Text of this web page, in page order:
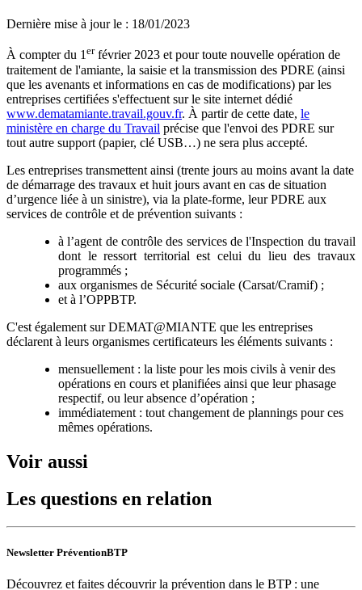
Dernière mise à jour le : 18/01/2023
À compter du 1erfévrier 2023 et pour toute nouvelle opération de
traitement de l'amiante, la saisie et la transmission des PDRE (ainsi
que les avenants et informations en cas de modifications) par les
entreprises certifiées s'effectuent sur le site internet dédié
www.dematamiante.travail.gouv.fr. À partir de cette date, le
ministère en charge du Travail précise que l'envoi des PDRE sur
tout autre support (papier, clé USB…) ne sera plus accepté.
Les entreprises transmettent ainsi (trente jours au moins avant la date
de démarrage des travaux et huit jours avant en cas de situation
d’urgence liée à un sinistre), via la plate-forme, leur PDRE aux
services de contrôle et de prévention suivants :
à l’agent de contrôle des services de l'Inspection du travail
dont le ressort territorial est celui du lieu des travaux
programmés ;
aux organismes de Sécurité sociale (Carsat/Cramif) ;
et à l’OPPBTP.
C'est également sur DEMAT@MIANTE que les entreprises
déclarent à leurs organismes certificateurs les éléments suivants :
mensuellement : la liste pour les mois civils à venir des
opérations en cours et planifiées ainsi que leur phasage
respectif, ou leur absence d’opération ;
immédiatement : tout changement de plannings pour ces
mêmes opérations.
Voir aussi
Les questions en relation
Newsletter PréventionBTP
Découvrez et faites découvrir la prévention dans le BTP : une